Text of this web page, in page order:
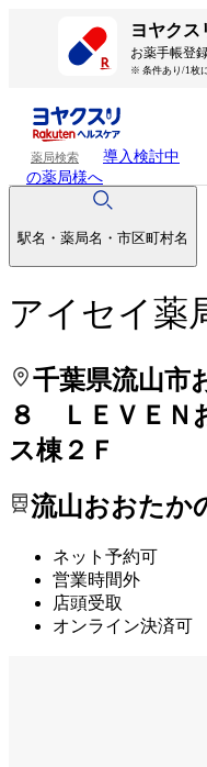
ヨヤクス
お薬手帳登
※ 条件あり/1枚
薬局検索
導入検討中
の薬局様へ
駅名・薬局名・市区町村名
アイセイ薬
千葉県流山市
８ ＬＥＶＥＮ
ス棟２Ｆ
流山おおたか
ネット予約可
営業時間外
店頭受取
オンライン決済可
処方せんを送って待ち時
処方せんを送って待ち時